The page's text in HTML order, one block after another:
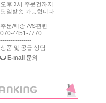
오후 3시 주문건까지
당일발송 가능합니다
----------------
주문/배송 A/S관련
070-4451-7770
----------------
상품 및 공급 상담
E-mail 문의